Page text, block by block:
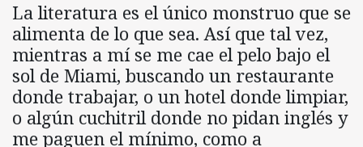
La literatura es el único monstruo que se
alimenta de lo que sea. Así que tal vez,
mientras a mí se me cae el pelo bajo el
sol de Miami, buscando un restaurante
donde trabajar, o un hotel donde limpiar,
o algún cuchitril donde no pidan inglés y
me paguen el mínimo, como a